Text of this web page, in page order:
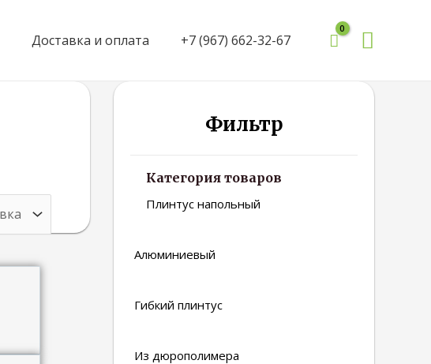
Доставка и оплата +7 (967) 662-32-67 Поиск
Фильтр
Категория товаров
Плинтус напольный
Алюминиевый
Гибкий плинтус
Из дюрополимера